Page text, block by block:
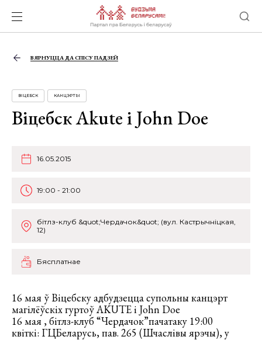
ВЯРНУЦЦА ДА СПІСУ ПАДЗЕЙ
ВІЦЕБСК КАНЦЭРТЫ
Віцебск Akute і John Doe
16.05.2015
19:00 - 21:00
бітлз-клуб &quot;Чердачок&quot; (вул. Кастрычніцкая,
12)
Бясплатнае
16 мая ў Віцебску адбудзецца супольны канцэрт
магілёўскіх гуртоў AKUTE і John Doe
16 мая , бітлз-клуб “Чердачок”пачатаку 19:00
квіткі: ГЦБеларусь, пав. 265 (Шчаслівы ярэчы), у